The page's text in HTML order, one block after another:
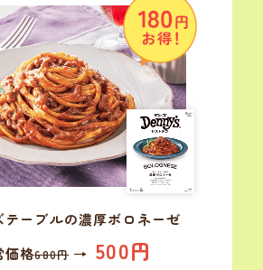
テーブルの濃厚ボロネーゼ
価格680円 → 500円